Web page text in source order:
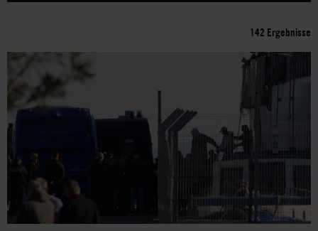
142 Ergebnisse